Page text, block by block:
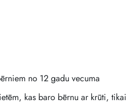
no 12 gadu vecuma
kas baro bērnu ar krūti,